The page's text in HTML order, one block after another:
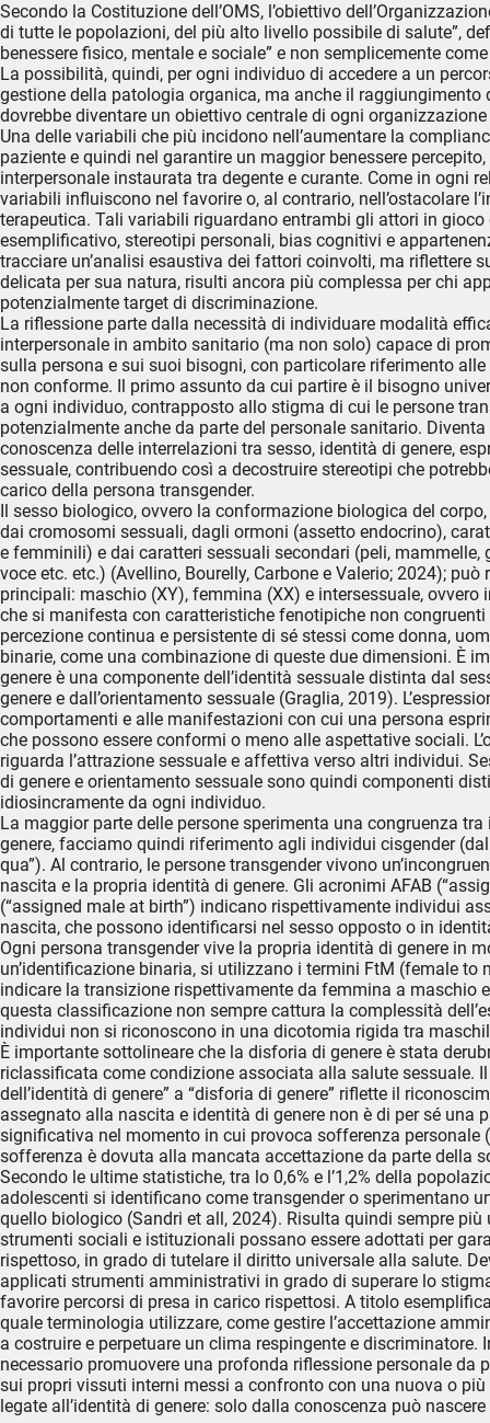
Secondo la Costituzione dell’OMS, l’obiettivo
di tutte le popolazioni, del più alto livello possibile di salute”,
benessere fisico, mentale e sociale” e non semplicemente
La possibilità, quindi, per ogni individuo di accedere a un
gestione della patologia organica, ma anche il raggiungimento
dovrebbe diventare un obiettivo centrale di ogni
Una delle variabili che più incidono nell’aumentare la
paziente e quindi nel garantire un maggior benessere
interpersonale instaurata tra degente e curante. Come in ogni
variabili influiscono nel favorire o, al contrario, nell’ostacolare
terapeutica. Tali variabili riguardano entrambi gli attori in
esemplificativo, stereotipi personali, bias cognitivi e
tracciare un’analisi esaustiva dei fattori coinvolti, ma riflettere
delicata per sua natura, risulti ancora più complessa per chi
potenzialmente target di discriminazione.
La riflessione parte dalla necessità di individuare modalità
interpersonale in ambito sanitario (ma non solo) capace di
sulla persona e sui suoi bisogni, con particolare riferimento
non conforme. Il primo assunto da cui partire è il bisogno
a ogni individuo, contrapposto allo stigma di cui le persone
potenzialmente anche da parte del personale sanitario.
conoscenza delle interrelazioni tra sesso, identità di genere,
sessuale, contribuendo così a decostruire stereotipi che
carico della persona transgender.
Il sesso biologico, ovvero la conformazione biologica del
dai cromosomi sessuali, dagli ormoni (assetto endocrino),
e femminili) e dai caratteri sessuali secondari (peli,
voce etc. etc.) (Avellino, Bourelly, Carbone e Valerio; 2024); può
principali: maschio (XY), femmina (XX) e intersessuale,
che si manifesta con caratteristiche fenotipiche non congruenti
percezione continua e persistente di sé stessi come donna,
binarie, come una combinazione di queste due dimensioni. È
genere è una componente dell’identità sessuale distinta dal
genere e dall’orientamento sessuale (Graglia, 2019).
comportamenti e alle manifestazioni con cui una persona
che possono essere conformi o meno alle aspettative sociali.
riguarda l’attrazione sessuale e affettiva verso altri individui.
di genere e orientamento sessuale sono quindi componenti
idiosincramente da ogni individuo.
La maggior parte delle persone sperimenta una congruenza
genere, facciamo quindi riferimento agli individui cisgender
qua”). Al contrario, le persone transgender vivono
nascita e la propria identità di genere. Gli acronimi AFAB
(“assigned male at birth”) indicano rispettivamente individui
nascita, che possono identificarsi nel sesso opposto o in
Ogni persona transgender vive la propria identità di genere in
un’identificazione binaria, si utilizzano i termini FtM (female to
indicare la transizione rispettivamente da femmina a maschio
questa classificazione non sempre cattura la complessità
individui non si riconoscono in una dicotomia rigida tra
È importante sottolineare che la disforia di genere è stata
riclassificata come condizione associata alla salute sessuale.
dell’identità di genere” a “disforia di genere” riflette il
assegnato alla nascita e identità di genere non è di per sé una
significativa nel momento in cui provoca sofferenza personale
sofferenza è dovuta alla mancata accettazione da parte della
Secondo le ultime statistiche, tra lo 0,6% e l’1,2% della
adolescenti si identificano come transgender o sperimentano
quello biologico (Sandri et all, 2024). Risulta quindi sempre
strumenti sociali e istituzionali possano essere adottati per
rispettoso, in grado di tutelare il diritto universale alla salute.
applicati strumenti amministrativi in grado di superare lo
favorire percorsi di presa in carico rispettosi. A titolo
quale terminologia utilizzare, come gestire l’accettazione
a costruire e perpetuare un clima respingente e discriminatore.
necessario promuovere una profonda riflessione personale da
sui propri vissuti interni messi a confronto con una nuova o
legate all’identità di genere: solo dalla conoscenza può